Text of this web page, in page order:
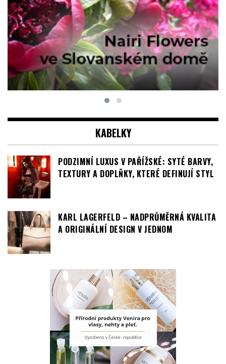
KABELKY
PODZIMNÍ LUXUS V PAŘÍŽSKÉ: SYTÉ BARVY,
TEXTURY A DOPLŇKY, KTERÉ DEFINUJÍ STYL
KARL LAGERFELD – NADPRŮMĚRNÁ KVALITA
A ORIGINÁLNÍ DESIGN V JEDNOM